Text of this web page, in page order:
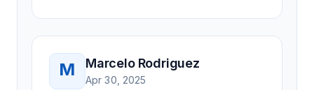
M Marcelo Rodriguez
Apr 30, 2025